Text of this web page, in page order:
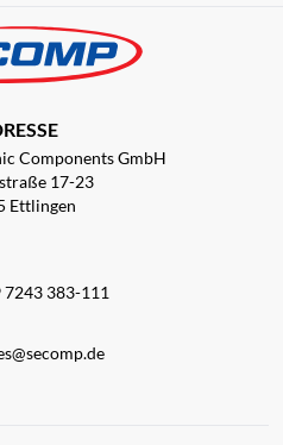
Components GmbH
17-23
Ettlingen
7243 383-111